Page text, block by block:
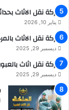
شركة نقل الاثاث
يناير 10, 2026
شركة نقل الاثاث
ديسمبر 29, 2025
شركة نقل اثاث
ديسمبر 29, 2025